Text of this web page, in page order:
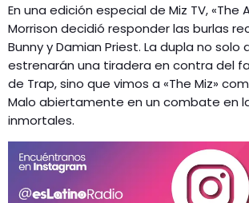
En una edición especial de Miz TV, «The
Morrison decidió responder las burlas
Bunny y Damian Priest. La dupla no solo
estrenarán una tiradera en contra del
de Trap, sino que vimos a «The Miz»
Malo abiertamente en un combate en
inmortales.